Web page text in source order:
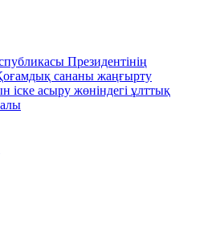
Президентінің
сананы жаңғырту
іске асыру жөніндегі ұлттық